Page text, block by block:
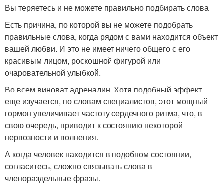
Вы теряетесь и не можете правильно подбирать слова
Есть причина, по которой вы не можете подобрать
правильные слова, когда рядом с вами находится объект
вашей любви. И это не имеет ничего общего с его
красивым лицом, роскошной фигурой или
очаровательной улыбкой.
Во всем виноват адреналин. Хотя подобный эффект
еще изучается, по словам специалистов, этот мощный
гормон увеличивает частоту сердечного ритма, что, в
свою очередь, приводит к состоянию некоторой
нервозности и волнения.
А когда человек находится в подобном состоянии,
согласитесь, сложно связывать слова в
членораздельные фразы.